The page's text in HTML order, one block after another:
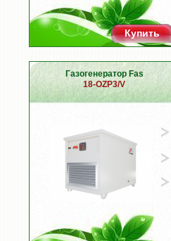
Купить
Газогенератор Fas
18-OZP3/V